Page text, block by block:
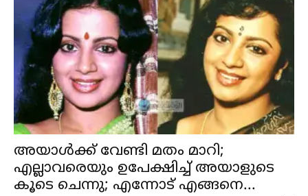
അയാൾക്ക് വേണ്ടി മതം മാറി;
എല്ലാവരെയും ഉപേക്ഷിച്ച് അയാളുടെ
കൂടെ ചെന്നു; എന്നോട് എങ്ങനെ...